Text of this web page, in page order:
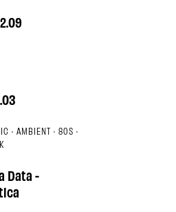
· AMBIENT · 80S ·
Data -